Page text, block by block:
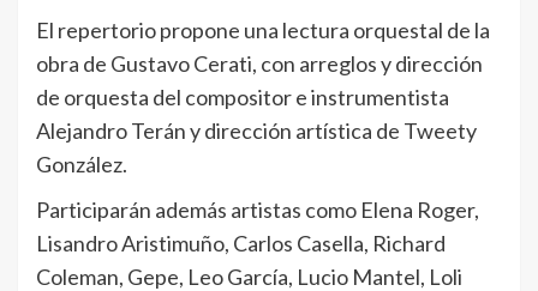
El repertorio propone una lectura orquestal de la
obra de Gustavo Cerati, con arreglos y dirección
de orquesta del compositor e instrumentista
Alejandro Terán y dirección artística de Tweety
González.
Participarán además artistas como Elena Roger,
Lisandro Aristimuño, Carlos Casella, Richard
Coleman, Gepe, Leo García, Lucio Mantel, Loli